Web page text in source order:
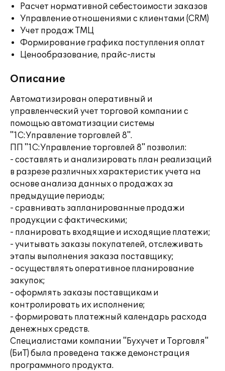
Расчет нормативной себестоимости заказов
Управление отношениями с клиентами (CRM)
Учет продаж ТМЦ
Формирование графика поступления оплат
Ценообразование, прайс-листы
Описание
Автоматизирован оперативный и
управленческий учет торговой компании с
помощью автоматизации системы
"1С:Управление торговлей 8".
ПП "1С:Управление торговлей 8" позволил:
- составлять и анализировать план реализаций
в разрезе различных характеристик учета на
основе анализа данных о продажах за
предыдущие периоды;
- сравнивать запланированные продажи
продукции с фактическими;
- планировать входящие и исходящие платежи;
- учитывать заказы покупателей, отслеживать
этапы выполнения заказа поставщику;
- осуществлять оперативное планирование
закупок;
- оформлять заказы поставщикам и
контролировать их исполнение;
- формировать платежный календарь расхода
денежных средств.
Специалистами компании "Бухучет и Торговля"
(БиТ) была проведена также демонстрация
программного продукта.